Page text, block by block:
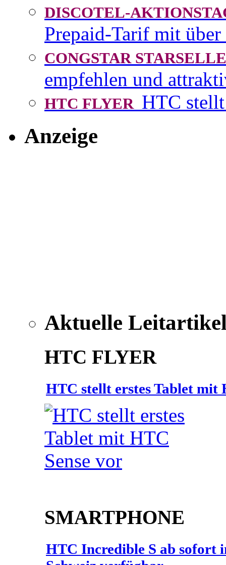
DISCOTEL-
Prepaid-Tarif mit
CONGSTAR
empfehlen und
HTC FLYER HTC
Anzeige
Aktuelle
HTC FLYER
HTC stellt erstes Tablet mit
SMARTPHONE
HTC Incredible S ab sofort